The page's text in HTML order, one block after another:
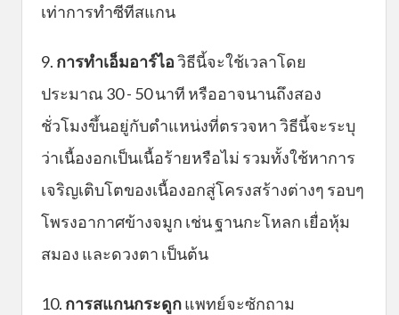
เท่าการทำซีทีสแกน
9. การทำเอ็มอาร์ไอวิธีนี้จะใช้เวลาโดย
ประมาณ 30 - 50 นาที หรืออาจนานถึงสอง
ชั่วโมงขึ้นอยู่กับตำแหน่งที่ตรวจหา วิธีนี้จะระบุ
ว่าเนื้องอกเป็นเนื้อร้ายหรือไม่ รวมทั้งใช้หาการ
เจริญเติบโตของเนื้องอกสู่โครงสร้างต่างๆ รอบๆ
โพรงอากาศข้างจมูก เช่น ฐานกะโหลก เยื่อหุ้ม
สมอง และดวงตา เป็นต้น
10. การสแกนกระดูกแพทย์จะซักถาม